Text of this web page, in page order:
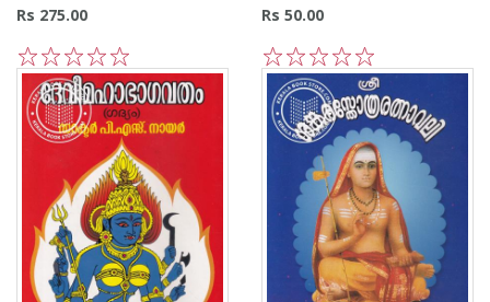
Rs 275.00
5
4
3
2
1
Rs 50.00
5
4
3
2
1